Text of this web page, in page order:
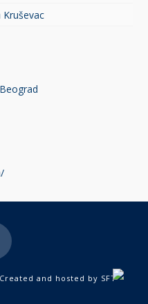
Kruševac
and hosted by SFT